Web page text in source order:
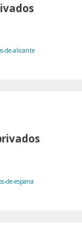
de-alicante
de-espana